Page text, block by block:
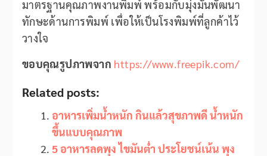
มาตรฐานคุณภาพงานพิมพ์ พร้อมกับมุ่งมั่นพัฒนา
ทักษะด้านการพิมพ์ เพื่อให้เป็นโรงพิมพ์ที่ลูกค้าไว้
วางใจ
ขอบคุณรูปภาพจาก https://www.freepik.com/
Related posts:
อาหารเพิ่มน้ำหนัก กินแล้วสุขภาพดี น้ำหนัก
ขึ้นแบบคุณภาพ
5 อาหารลดพุง ไขมันต่ำ ประโยชน์เน้น พุง